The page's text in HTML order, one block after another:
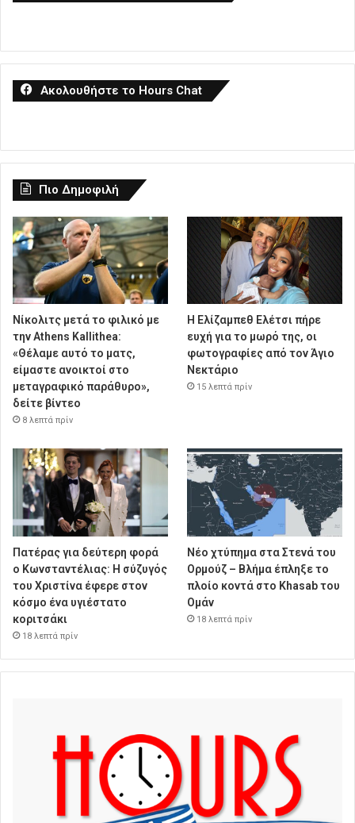
Ακολουθήστε το Hours Chat
Πιο Δημοφιλή
Νίκολιτς μετά το φιλικό με
την Athens Kallithea:
«Θέλαμε αυτό το ματς,
είμαστε ανοικτοί στο
μεταγραφικό παράθυρο»,
δείτε βίντεο
8 λεπτά πρίν
Η Ελίζαμπεθ Ελέτσι πήρε
ευχή για το μωρό της, οι
φωτογραφίες από τον Άγιο
Νεκτάριο
15 λεπτά πρίν
Πατέρας για δεύτερη φορά
ο Κωνσταντέλιας: Η σύζυγός
του Χριστίνα έφερε στον
κόσμο ένα υγιέστατο
κοριτσάκι
18 λεπτά πρίν
Νέο χτύπημα στα Στενά του
Ορμούζ – Βλήμα έπληξε το
πλοίο κοντά στο Khasab του
Ομάν
18 λεπτά πρίν